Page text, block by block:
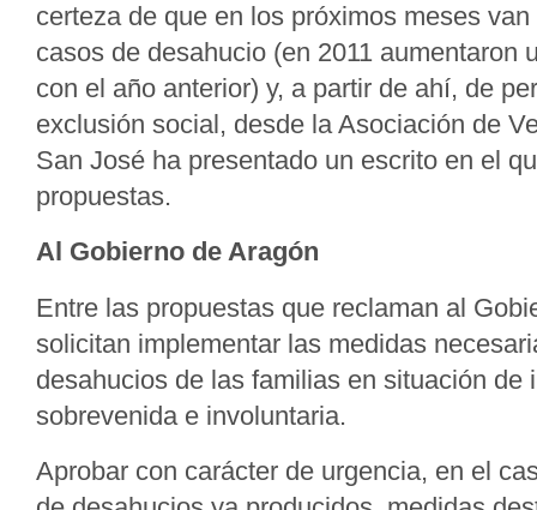
certeza de que en los próximos meses
casos de desahucio (en 2011 aumentaron
con el año anterior) y, a partir de ahí, de
exclusión social, desde la Asociación de
San José ha presentado un escrito en el
propuestas.
Al Gobierno de Aragón
Entre las propuestas que reclaman al
solicitan implementar las medidas
desahucios de las familias en situación de
sobrevenida e involuntaria.
Aprobar con carácter de urgencia, en el